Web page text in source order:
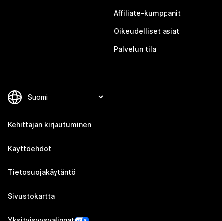
Affiliate-kumppanit
Oikeudelliset asiat
Palvelun tila
Kehittäjän kirjautuminen
Käyttöehdot
Tietosuojakäytäntö
Sivustokartta